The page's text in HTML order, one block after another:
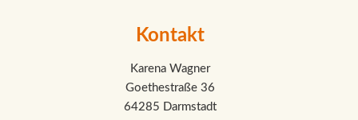
Kontakt
Karena Wagner
Goethestraße 36
64285 Darmstadt